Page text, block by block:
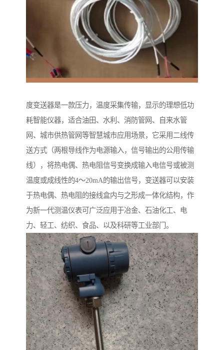
度变送器是一款压力，温度采集传输，显示的理想低功
耗智能仪器，适合油田、水利、消防管网、自来水管
网、城市供热管网等智慧城市应用场景，它采用二线传
送方式（两根导线作为电源输入，信号输出的公用传输
线），将热电偶、热电阻信号变换成输入电信号或被测
温度或成线性的4～20mA的输出信号，变送器可以安装
于热电偶、热电阻的接线盒内与之形成一体化结构，作
为新一代测温仪表可广泛应用于冶金、石油化工、电
力、轻工、纺织、食品、以及科研等工业部门。